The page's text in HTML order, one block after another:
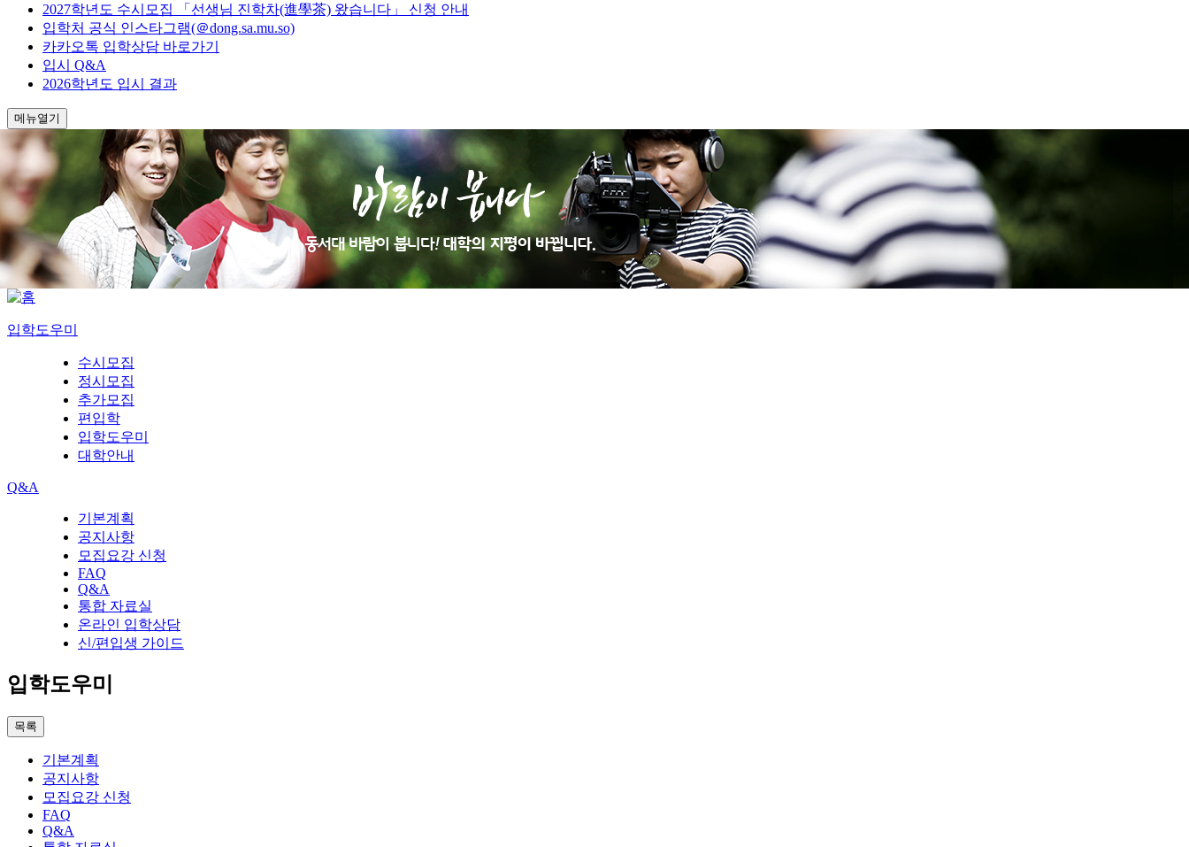
2027학년도 수시모집 「선생님 진학차(進學茶) 왔습니다」 신청 안내
입학처 공식 인스타그램(＠dong.sa.mu.so)
카카오톡 입학상담 바로가기
입시 Q&A
2026학년도 입시 결과
메뉴열기
입학도우미
수시모집
정시모집
추가모집
편입학
입학도우미
대학안내
Q&A
기본계획
공지사항
모집요강 신청
FAQ
Q&A
통합 자료실
온라인 입학상담
신/편입생 가이드
입학도우미
목록
기본계획
공지사항
모집요강 신청
FAQ
Q&A